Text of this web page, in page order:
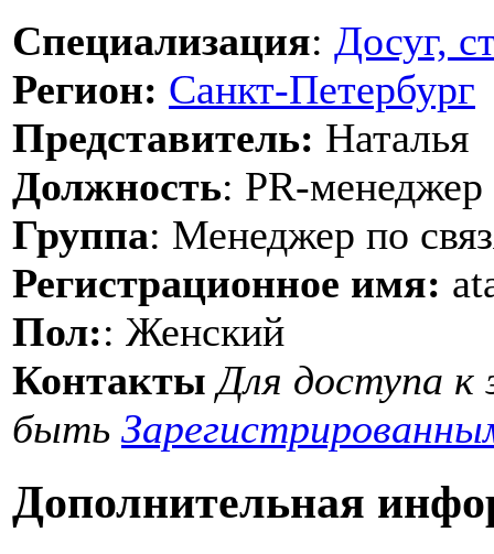
Специализация: Досуг,
Регион: Санкт-Петербург
Представитель: Наталья
Должность: PR-менеджер
Группа: Менеджер по
Регистрационное имя:
Пол:: Женский
Контакты Для доступа к
быть
Дополнительная